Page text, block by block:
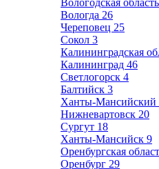
Вологодская область
Вологда 26
Череповец 25
Сокол 3
Калининградская
Калининград 46
Светлогорск 4
Балтийск 3
Ханты-Мансийский
Нижневартовск 20
Сургут 18
Ханты-Мансийск 9
Оренбургская
Оренбург 29